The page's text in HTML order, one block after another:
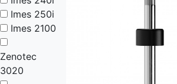
Imes 250i
Imes 2100
Zenotec
3020